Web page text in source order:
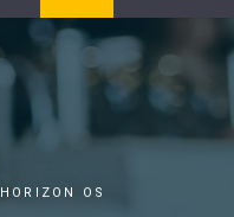
HORIZON OS